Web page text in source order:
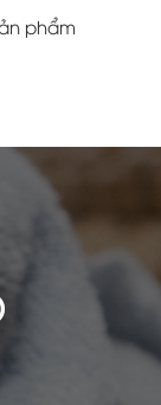
phẩm